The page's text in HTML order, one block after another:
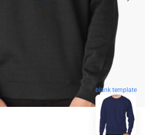
blank template